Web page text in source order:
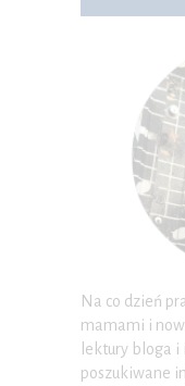
Na co dzień
mamami i
lektury bloga
poszukiwane